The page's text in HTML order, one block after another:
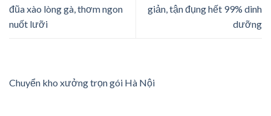
đũa xào lòng gà, thơm ngon
nuốt lưỡi
giản, tận đụng hết 99% dinh
dưỡng
Chuyển kho xưởng trọn gói Hà Nội